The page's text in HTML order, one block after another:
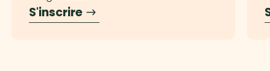
S'inscrire